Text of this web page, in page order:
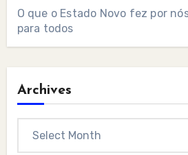
O que o Estado Novo fez por
para todos
Archives